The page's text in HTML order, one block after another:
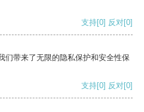
支持[0] 反对[0]
们带来了无限的隐私保护和安全性保
支持[0] 反对[0]